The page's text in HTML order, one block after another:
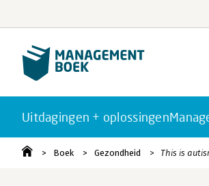
Uitdagingen + oplossingen
Boek Gezondheid This is